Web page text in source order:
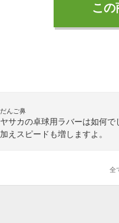
こ
だんご鼻
ヤサカの卓球用ラバーは如何
加えスピードも増しますよ。
全